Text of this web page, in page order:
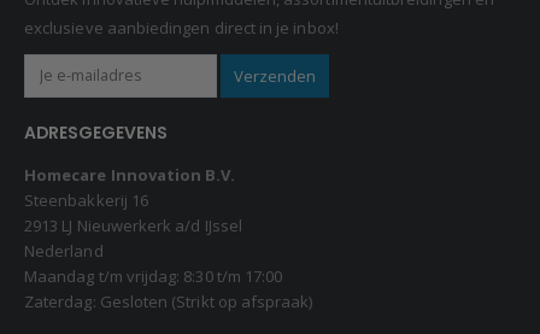
exclusieve aanbiedingen direct in je inbox!
ADRESGEGEVENS
Homecare Innovation B.V.
Steenbakkerij 16
2913 LJ Nieuwerkerk a/d IJssel
Nederland
Maandag t/m vrijdag: 8:30 t/m 17:00
Zaterdag: Gesloten (Strikt op afspraak)